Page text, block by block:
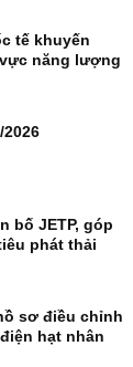
tế khuyến
năng lượng
bố JETP, góp
phát thải
sơ điều chỉnh
hạt nhân